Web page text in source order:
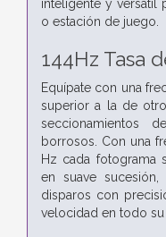
inteligente y versátil
o estación de juego.
144Hz Tasa
Equípate con una
superior a la de
seccionamientos
borrosos. Con una
Hz cada fotograma
en suave
disparos con
velocidad en todo su